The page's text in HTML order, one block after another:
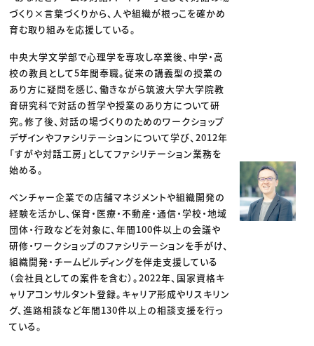
づくり×言葉づくりから、人や組織が根っこを確かめ
育む取り組みを応援している。
中央大学文学部で心理学を専攻し卒業後、中学・高
校の教員として5年間奉職。従来の講義型の授業の
あり方に疑問を感じ、働きながら筑波大学大学院教
育研究科で対話の哲学や授業のあり方について研
究。修了後、対話の場づくりのためのワークショップ
デザインやファシリテーションについて学び、2012年
「すがや対話工房」としてファシリテーション業務を
始める。
ベンチャー企業での店舗マネジメントや組織開発の
経験を活かし、保育・医療・不動産・通信・学校・地域
団体・行政などを対象に、年間100件以上の会議や
研修・ワークショップのファシリテーションを手がけ、
組織開発・チームビルディングを伴走支援している
（会社員としての案件を含む）。2022年、国家資格キ
ャリアコンサルタント登録。キャリア形成やリスキリン
グ、進路相談など年間130件以上の相談支援を行っ
ている。